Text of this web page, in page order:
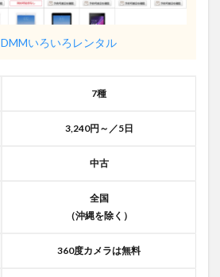
DMMいろいろレンタル
7種
3,240円～／5日
中古
全国
（沖縄を除く）
360度カメラは無料